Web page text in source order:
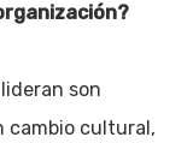
son
cambio cultural,